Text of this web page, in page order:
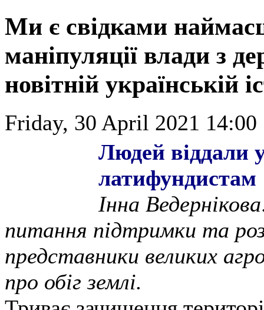
Ми є свідками
маніпуляції влади з
новітній українській
Friday, 30 April 2021
Людей віддали
латифундистам
Інна
питання підтримки та
представники великих
про обіг землі.